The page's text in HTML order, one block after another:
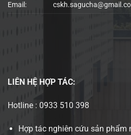
Email:
LIÊN HỆ HỢP TÁC:
Hotline : 0933 510 398
Hợp tác nghiên cứu sản phẩm